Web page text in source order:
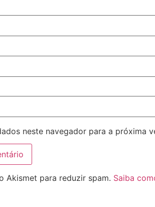
neste navegador para a próxima
Akismet para reduzir spam. Saiba